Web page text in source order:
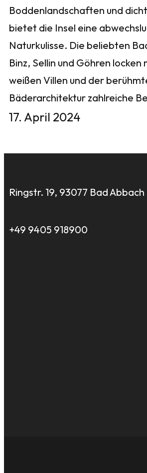
Boddenlandschaften und
bietet die Insel eine
Naturkulisse. Die beliebten
Binz, Sellin und Göhren locken
weißen Villen und der
Bäderarchitektur zahlreiche
17. April 2024
Ringstr. 19, 93077 Bad Abbach
+49 9405 918900